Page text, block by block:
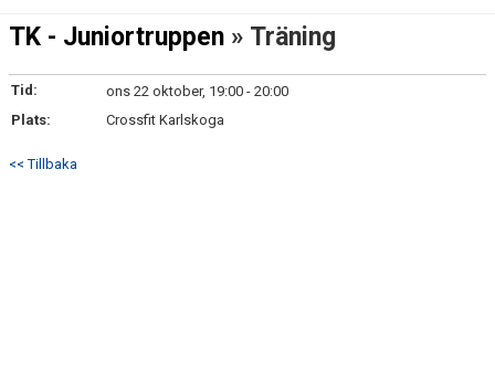
TK - Juniortruppen » Träning
Tid:
ons 22 oktober, 19:00 - 20:00
Plats:
Crossfit Karlskoga
<< Tillbaka